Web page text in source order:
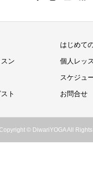
はじめて
ン 個人レッ
スケジュ
ト お問合せ
Copyright © DiwariYOGA All Rights